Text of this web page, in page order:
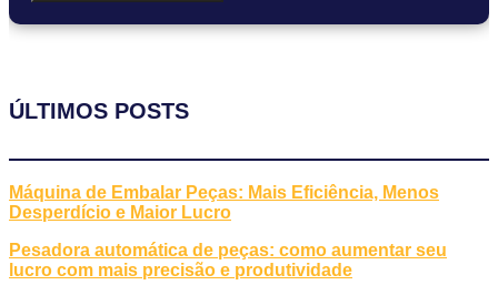
ÚLTIMOS POSTS
Máquina de Embalar Peças: Mais Eficiência, Menos
Desperdício e Maior Lucro
Pesadora automática de peças: como aumentar seu
lucro com mais precisão e produtividade